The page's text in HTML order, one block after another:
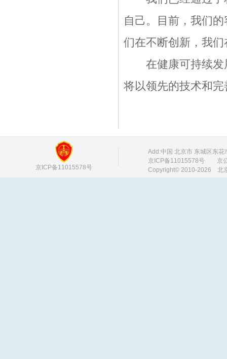
自己。目前，我们
们在不断创新，我
在健康可持续发
将以领先的技术和
京ICP备11015578号
Add:中国 北京市 东城区东
京ICP备11015578号 京公
Copyright© 2010-2026